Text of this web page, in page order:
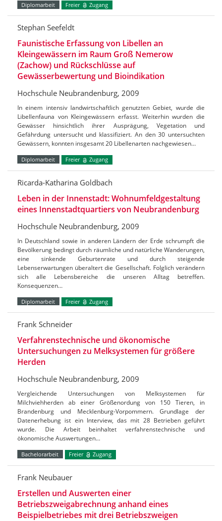
Diplomarbeit Freier Zugang
Stephan Seefeldt
Faunistische Erfassung von Libellen an
Kleingewässern im Raum Groß Nemerow
(Zachow) und Rückschlüsse auf
Gewässerbewertung und Bioindikation
Hochschule Neubrandenburg, 2009
In einem intensiv landwirtschaftlich genutzten Gebiet, wurde die
Libellenfauna von Kleingewässern erfasst. Weiterhin wurden die
Gewässer hinsichtlich ihrer Ausprägung, Vegetation und
Gefährdung untersucht und klassifiziert. An den 30 untersuchten
Gewässern, konnten insgesamt 20 Libellenarten nachgewiesen…
Diplomarbeit Freier Zugang
Ricarda-Katharina Goldbach
Leben in der Innenstadt: Wohnumfeldgestaltung
eines Innenstadtquartiers von Neubrandenburg
Hochschule Neubrandenburg, 2009
In Deutschland sowie in anderen Ländern der Erde schrumpft die
Bevölkerung bedingt durch räumliche und natürliche Wanderungen,
eine sinkende Geburtenrate und durch steigende
Lebenserwartungen überaltert die Gesellschaft. Folglich verändern
sich alle Lebensbereiche die unseren Alltag betreffen.
Konsequenzen…
Diplomarbeit Freier Zugang
Frank Schneider
Verfahrenstechnische und ökonomische
Untersuchungen zu Melksystemen für größere
Herden
Hochschule Neubrandenburg, 2009
Vergleichende Untersuchungen von Melksystemen für
Milchviehherden ab einer Größenordung von 150 Tieren, in
Brandenburg und Mecklenburg-Vorpommern. Grundlage der
Datenerhebung ist ein Interview, das mit 28 Betrieben geführt
wurde. Die Arbeit beinhaltet verfahrenstechnische und
ökonomische Auswertungen…
Bachelorarbeit Freier Zugang
Frank Neubauer
Erstellen und Auswerten einer
Betriebszweigabrechnung anhand eines
Beispielbetriebes mit drei Betriebszweigen